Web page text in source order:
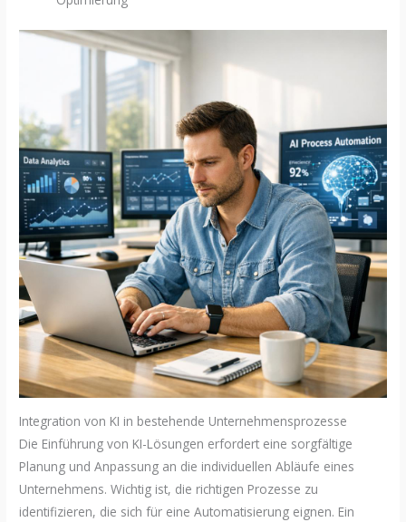
Integration von KI in bestehende Unternehmensprozesse
Die Einführung von KI-Lösungen erfordert eine sorgfältige
Planung und Anpassung an die individuellen Abläufe eines
Unternehmens. Wichtig ist, die richtigen Prozesse zu
identifizieren, die sich für eine Automatisierung eignen. Ein